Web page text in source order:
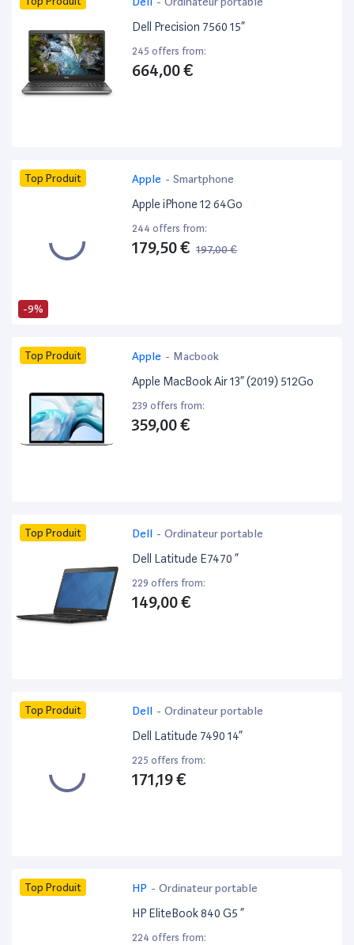
Dell Precision 7560 15”
245 offers from:
664,00 €
-9%
Top Produit Apple - Smartphone
Apple iPhone 12 64Go
244 offers from:
179,50 € 197,00 €
Top Produit Apple - Macbook
Apple MacBook Air 13” (2019) 512Go
239 offers from:
359,00 €
Top Produit Dell - Ordinateur portable
Dell Latitude E7470 ”
229 offers from:
149,00 €
Top Produit Dell - Ordinateur portable
Dell Latitude 7490 14”
225 offers from:
171,19 €
Top Produit HP - Ordinateur portable
HP EliteBook 840 G5 ”
224 offers from: